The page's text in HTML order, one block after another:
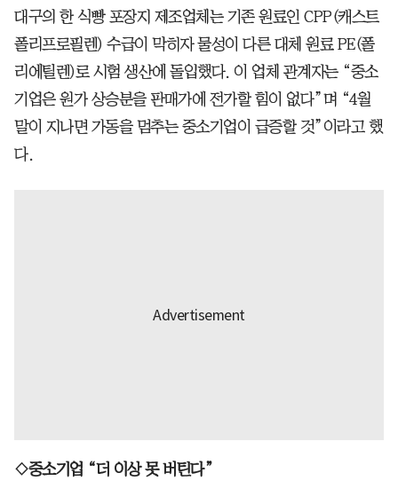
대구의 한 식빵 포장지 제조업체는 기존 원료인 CPP(캐스트
폴리프로필렌) 수급이 막히자 물성이 다른 대체 원료 PE(폴
리에틸렌)로 시험 생산에 돌입했다. 이 업체 관계자는 “중소
기업은 원가 상승분을 판매가에 전가할 힘이 없다”며 “4월
말이 지나면 가동을 멈추는 중소기업이 급증할 것”이라고 했
다.
◇중소기업 “더 이상 못 버틴다”